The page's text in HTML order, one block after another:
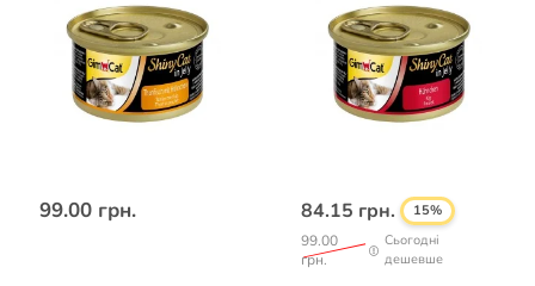
99.00 грн. 84.15 грн. 15%
99.00
грн.
Сьогодні
дешевше